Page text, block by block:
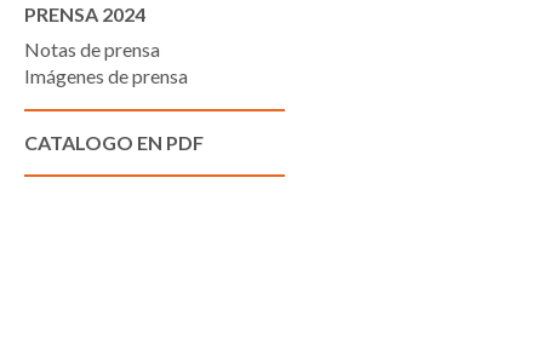
PRENSA 2024
Notas de prensa
Imágenes de prensa
CATALOGO EN PDF